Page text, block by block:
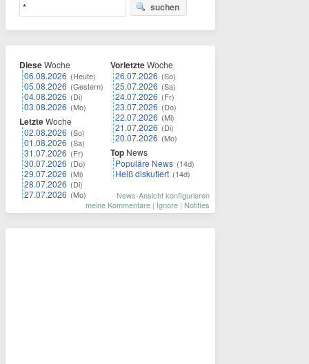
suchen
DieseWoche
06.08.2026 (Heute)
05.08.2026 (Gestern)
04.08.2026 (Di)
03.08.2026 (Mo)
LetzteWoche
02.08.2026 (So)
01.08.2026 (Sa)
31.07.2026 (Fr)
30.07.2026 (Do)
29.07.2026 (Mi)
28.07.2026 (Di)
27.07.2026 (Mo)
VorletzteWoche
26.07.2026 (So)
25.07.2026 (Sa)
24.07.2026 (Fr)
23.07.2026 (Do)
22.07.2026 (Mi)
21.07.2026 (Di)
20.07.2026 (Mo)
Top News
Populäre News (14d)
Heiß diskutiert (14d)
News-Ansicht konfigurieren
meine Kommentare | Ignore | Notifies